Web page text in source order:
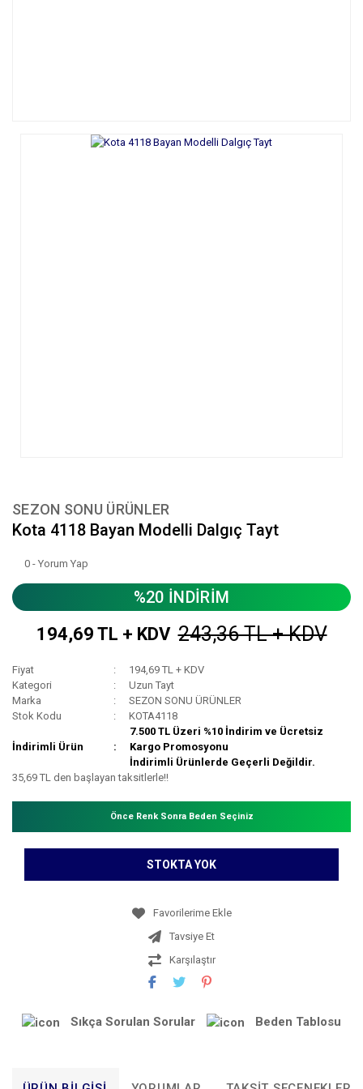
SEZON SONU ÜRÜNLER
Kota 4118 Bayan Modelli Dalgıç Tayt
0 - Yorum Yap
%20 İNDİRİM
194,69 TL + KDV 243,36 TL + KDV
Fiyat
194,69 TL + KDV
Kategori
Uzun Tayt
Marka
SEZON SONU ÜRÜNLER
Stok Kodu
KOTA4118
İndirimli Ürün
7.500 TL Üzeri %10 İndirim ve Ücretsiz
Kargo Promosyonu
İndirimli Ürünlerde Geçerli Değildir.
35,69 TL den başlayan taksitlerle!!
Önce Renk Sonra Beden Seçiniz
STOKTA YOK
Tavsiye Et
Karşılaştır
Sıkça Sorulan Sorular Beden Tablosu